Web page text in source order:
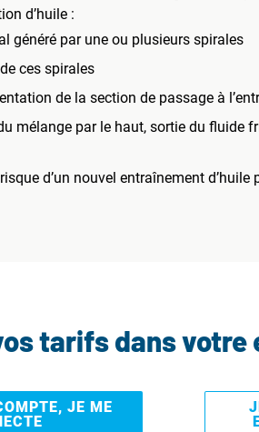
d’huile :
généré par une ou plusieurs spirales
ces spirales
de la section de passage à
mélange par le haut, sortie du fluide
d’un nouvel entraînement
tarifs dans votre
JE ME